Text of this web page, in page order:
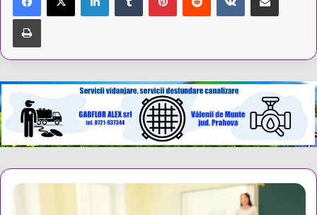
Tipărește
Noi